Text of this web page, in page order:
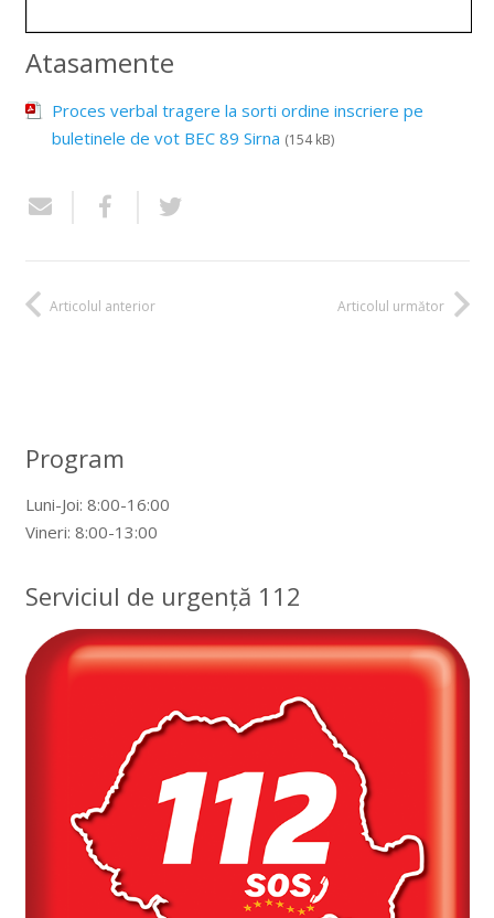
Atasamente
Proces verbal tragere la sorti ordine inscriere pe
buletinele de vot BEC 89 Sirna (154 kB)
Articolul anterior Articolul următor
Program
Luni-Joi: 8:00-16:00
Vineri: 8:00-13:00
Serviciul de urgență 112